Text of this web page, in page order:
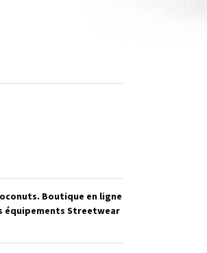
Boutique en ligne
équipements Streetwear